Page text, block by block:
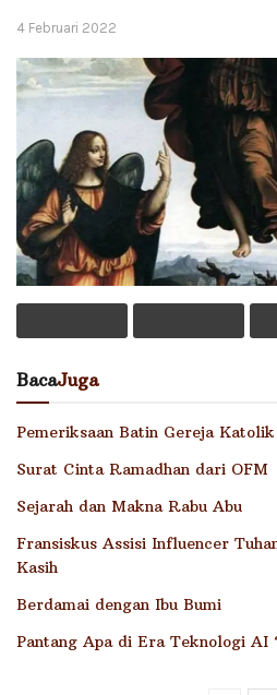
4 Februari 2022
BacaJuga
Pemeriksaan Batin Gereja
Surat Cinta Ramadhan dari OFM
Sejarah dan Makna Rabu Abu
Fransiskus Assisi Influencer
Kasih
Berdamai dengan Ibu Bumi
Pantang Apa di Era Teknologi AI